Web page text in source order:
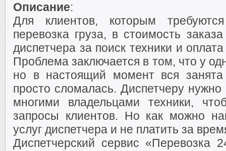
Описание:
Для клиентов, которым
перевозка груза, в стоимость
диспетчера за поиск техники и
Проблема заключается в том, что у
но в настоящий момент вся
просто сломалась. Диспетчеру
многими владельцами техники,
запросы клиентов. Но как можно
услуг диспетчера и не платить за
Диспетчерский сервис «Перевозка